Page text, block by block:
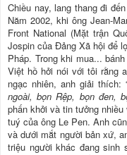
Chiều nay, lang thang đi
Năm 2002, khi ông Jean-
Front National (Mặt trận
Jospin của Đảng Xã hội để
Pháp. Trong khi mua...
Việt hồ hởi nói với tôi rằng
ngạc nhiên, anh giải thích:
ngoài, bọn Rệp, bọn đen,
phấn khởi và tin tưởng
tuý của ông Le Pen. Anh
và dưới mắt người bản xứ,
triệu người khác đang sinh